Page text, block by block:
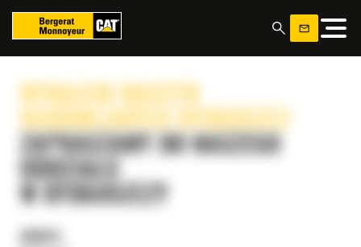
WYNAJEM MASZYN
BUDOWLANYCH BYDGOSZCZ
ZAPRASZAMY DO NASZEGO
ODDZIAŁU
W BYDGOSZCZY
ADRES
Panel zarządzania plikami cookies